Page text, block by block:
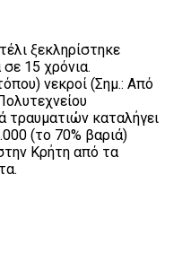
ξεκληρίστηκε
15 χρόνια.
νεκροί (Σημ.: Από
τραυματιών καταλήγει
(το 70% βαριά)
Κρήτη από τα